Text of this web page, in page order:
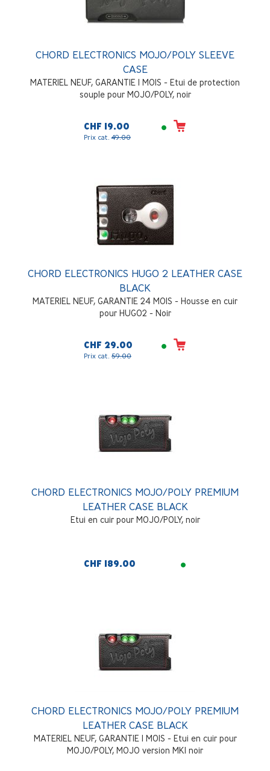
CHORD ELECTRONICS MOJO/POLY SLEEVE
CASE
MATERIEL NEUF, GARANTIE 1 MOIS - Etui de protection
souple pour MOJO/POLY, noir
CHF 19.00
Prix cat.49.00
CHORD ELECTRONICS HUGO 2 LEATHER CASE
BLACK
MATERIEL NEUF, GARANTIE 24 MOIS - Housse en cuir
pour HUGO2 - Noir
CHF 29.00
Prix cat. 59.00
CHORD ELECTRONICS MOJO/POLY PREMIUM
LEATHER CASE BLACK
Etui en cuir pour MOJO/POLY, noir
CHF 189.00
CHORD ELECTRONICS MOJO/POLY PREMIUM
LEATHER CASE BLACK
MATERIEL NEUF, GARANTIE 1 MOIS - Etui en cuir pour
MOJO/POLY, MOJO version MK1 noir